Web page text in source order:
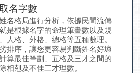
名字數
名格局進行分析，依據民間流傳
是根據名字的命理筆畫數以及規
人格、外格、總格等五種數理。
排序，讓您更容易判斷姓名好壞
算最佳筆劃、五格及三才之間的
相剋及不佳三才理數。